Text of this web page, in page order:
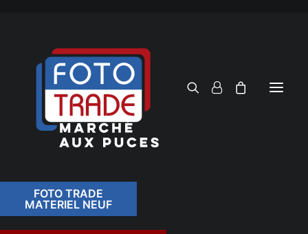
FOTO TRADE
MATERIEL NEUF